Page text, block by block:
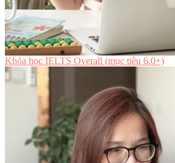
Khóa học IELTS Overall (mục tiêu 6.0+)